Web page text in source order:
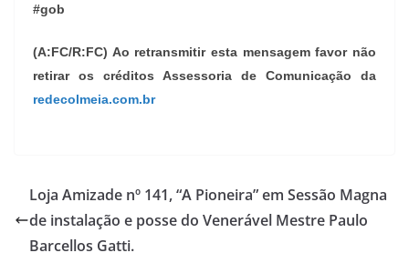
#gob
(A:FC/R:FC) Ao retransmitir esta mensagem favor não
retirar os créditos Assessoria de Comunicação da
redecolmeia.com.br
Loja Amizade nº 141, “A Pioneira” em Sessão Magna
de instalação e posse do Venerável Mestre Paulo
Barcellos Gatti.